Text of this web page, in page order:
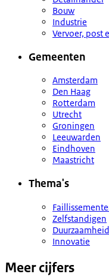
Bouw
Industrie
Vervoer, post
Gemeenten
Amsterdam
Den Haag
Rotterdam
Utrecht
Groningen
Leeuwarden
Eindhoven
Maastricht
Thema's
Zelfstandigen
Duurzaamheid
Innovatie
Meer cijfers